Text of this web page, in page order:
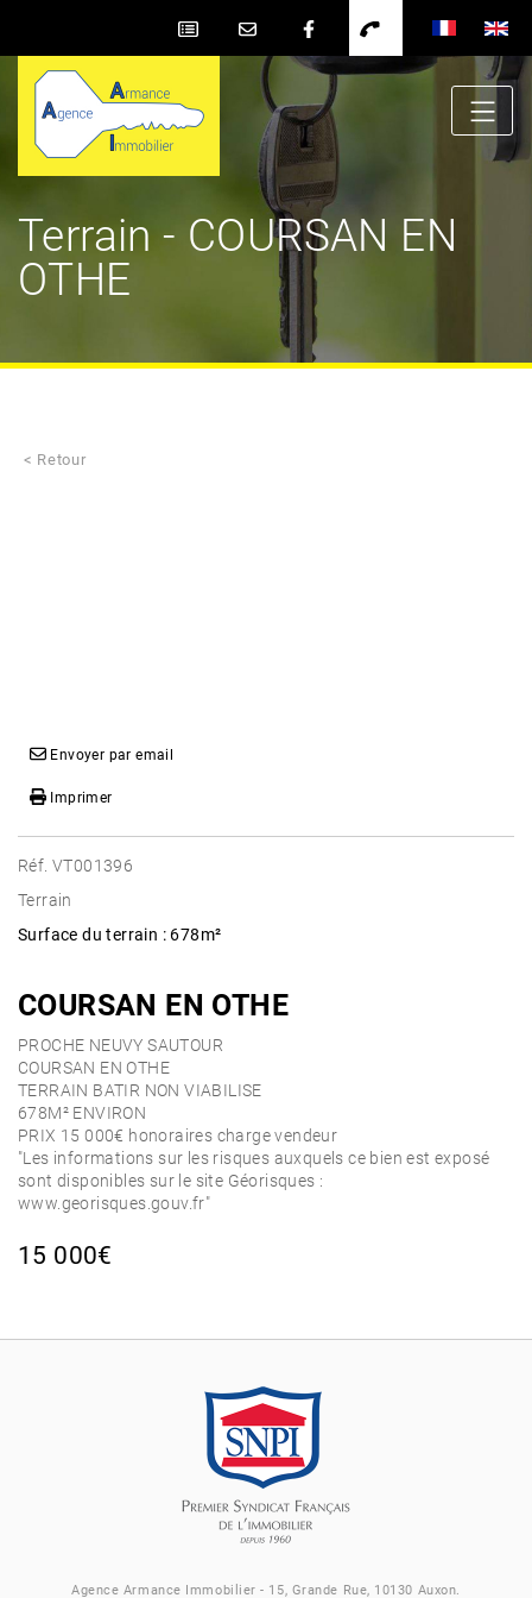
Terrain - COURSAN EN
OTHE
< Retour
Envoyer par email
Imprimer
Réf. VT001396
Terrain
Surface du terrain : 678m²
COURSAN EN OTHE
PROCHE NEUVY SAUTOUR
COURSAN EN OTHE
TERRAIN BATIR NON VIABILISE
678M² ENVIRON
PRIX 15 000€ honoraires charge vendeur
"Les informations sur les risques auxquels ce bien est exposé
sont disponibles sur le site Géorisques :
www.georisques.gouv.fr"
15 000€
Agence Armance Immobilier - 15, Grande Rue, 10130 Auxon.